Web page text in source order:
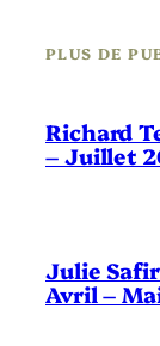
PLUS DE
Richard
– Juillet
Julie
Avril –